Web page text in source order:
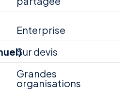
Enterprise
Sur devis
Grandes
organisations